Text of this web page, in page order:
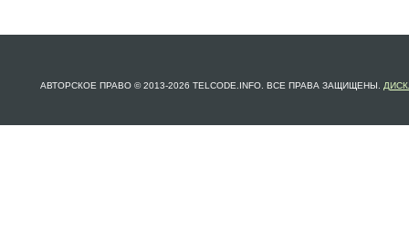
АВТОРСКОЕ ПРАВО © 2013-2026 TELCODE.INFO. ВСЕ ПРАВА ЗАЩИЩЕНЫ.